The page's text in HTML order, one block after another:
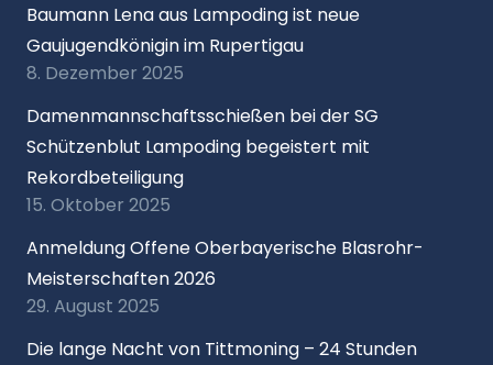
Baumann Lena aus Lampoding ist neue
Gaujugendkönigin im Rupertigau
8. Dezember 2025
Damenmannschaftsschießen bei der SG
Schützenblut Lampoding begeistert mit
Rekordbeteiligung
15. Oktober 2025
Anmeldung Offene Oberbayerische Blasrohr-
Meisterschaften 2026
29. August 2025
Die lange Nacht von Tittmoning – 24 Stunden